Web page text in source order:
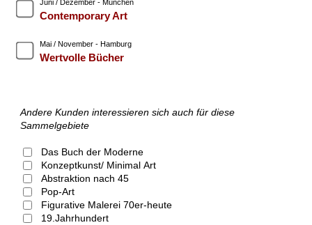
Juni / Dezember - München
Contemporary Art
Mai / November - Hamburg
Wertvolle Bücher
Andere Kunden interessieren sich auch für diese
Sammelgebiete
Das Buch der Moderne
Konzeptkunst/ Minimal Art
Abstraktion nach 45
Pop-Art
Figurative Malerei 70er-heute
19.Jahrhundert